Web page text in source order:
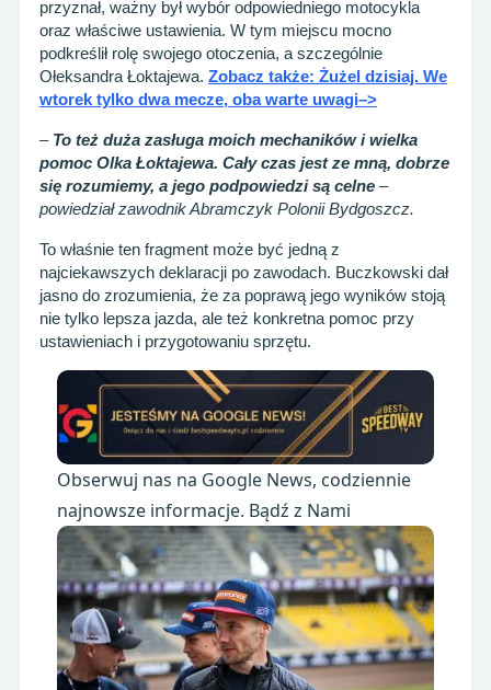
przyznał, ważny był wybór odpowiedniego motocykla
oraz właściwe ustawienia. W tym miejscu mocno
podkreślił rolę swojego otoczenia, a szczególnie
Ołeksandra Łoktajewa. Zobacz także: Żużel dzisiaj. We
wtorek tylko dwa mecze, oba warte uwagi–>
– To też duża zasługa moich mechaników i wielka
pomoc Olka Łoktajewa. Cały czas jest ze mną, dobrze
się rozumiemy, a jego podpowiedzi są celne –
powiedział zawodnik Abramczyk Polonii Bydgoszcz.
To właśnie ten fragment może być jedną z
najciekawszych deklaracji po zawodach. Buczkowski dał
jasno do zrozumienia, że za poprawą jego wyników stoją
nie tylko lepsza jazda, ale też konkretna pomoc przy
ustawieniach i przygotowaniu sprzętu.
Obserwuj nas na Google News, codziennie
najnowsze informacje. Bądź z Nami